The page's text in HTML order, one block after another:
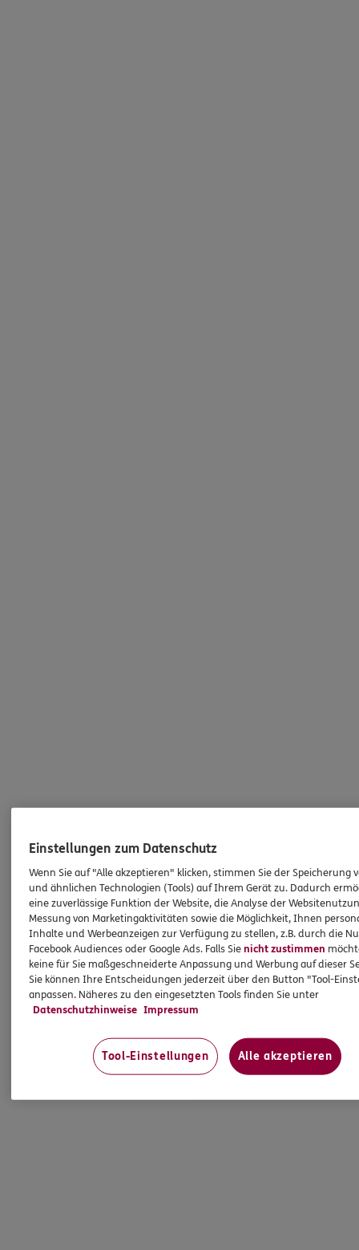
Einstellungen zum Datenschutz
Wenn Sie auf "Alle akzeptieren" klicken, stimmen Sie der Speicherung
und ähnlichen Technologien (Tools) auf Ihrem Gerät zu. Dadurch
eine zuverlässige Funktion der Website, die Analyse der
Messung von Marketingaktivitäten sowie die Möglichkeit, Ihnen
Inhalte und Werbeanzeigen zur Verfügung zu stellen, z.B. durch die
Facebook Audiences oder Google Ads. Falls Sienicht zustimmen
keine für Sie maßgeschneiderte Anpassung und Werbung auf dieser
Sie können Ihre Entscheidungen jederzeit über den Button "Tool-
anpassen. Näheres zu den eingesetzten Tools finden Sie unter
Datenschutzhinweise Impressum
Tool-Einstellungen Alle akzeptieren